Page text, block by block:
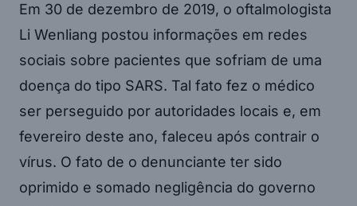
Em 30 de dezembro de 2019, o oftalmologista
Li Wenliang postou informações em redes
sociais sobre pacientes que sofriam de uma
doença do tipo SARS. Tal fato fez o médico
ser perseguido por autoridades locais e, em
fevereiro deste ano, faleceu após contrair o
vírus. O fato de o denunciante ter sido
oprimido e somado negligência do governo